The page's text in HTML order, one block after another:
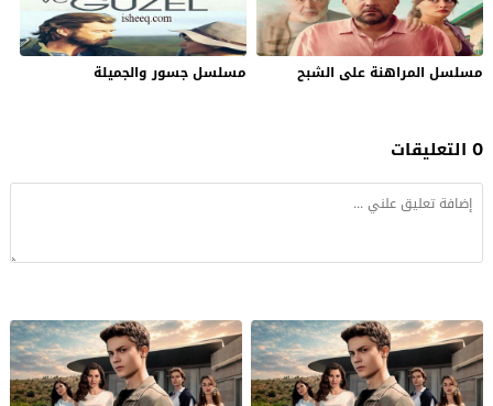
مسلسل المراهنة على الشبح مسلسل جسور والجميلة
0 التعليقات